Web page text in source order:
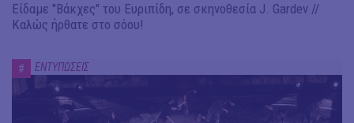
Είδαμε "Βάκχες" του Ευριπίδη, σε σκηνοθεσία J. Gardev //
Καλώς ήρθατε στο σόου!
# ΕΝΤΥΠΩΣΕΙΣ